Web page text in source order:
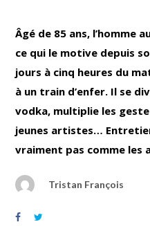
Âgé de 85 ans, l’homme
ce qui le motive depuis
jours à cinq heures du
à un train d’enfer. Il se
vodka, multiplie les
jeunes artistes…
vraiment pas comme les
Tristan François